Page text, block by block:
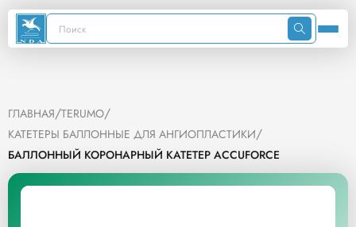
ГЛАВНАЯ/TERUMO/
КАТЕТЕРЫ БАЛЛОННЫЕ ДЛЯ АНГИОПЛАСТИКИ/
БАЛЛОННЫЙ КОРОНАРНЫЙ КАТЕТЕР ACCUFORCE